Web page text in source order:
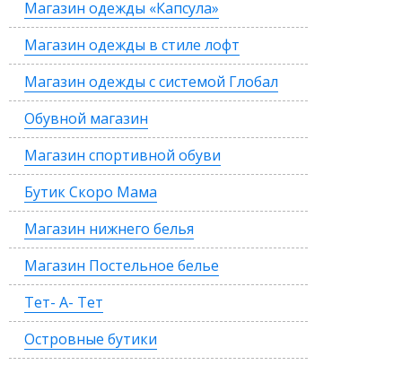
Магазин одежды «Капсула»
Магазин одежды в стиле лофт
Магазин одежды с системой Глобал
Обувной магазин
Магазин спортивной обуви
Бутик Скоро Мама
Магазин нижнего белья
Магазин Постельное белье
Тет- А- Тет
Островные бутики